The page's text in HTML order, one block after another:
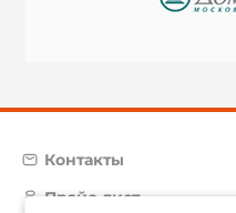
Контакты
Прайс-лист